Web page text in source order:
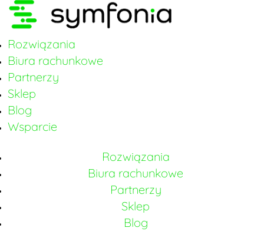
Rozwiązania
Biura rachunkowe
Partnerzy
Sklep
Blog
Wsparcie
Rozwiązania
Biura rachunkowe
Partnerzy
Sklep
Blog